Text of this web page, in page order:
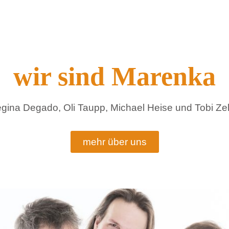
wir sind Marenka
Degado, Oli Taupp, Michael Heise und Tobi
mehr über uns